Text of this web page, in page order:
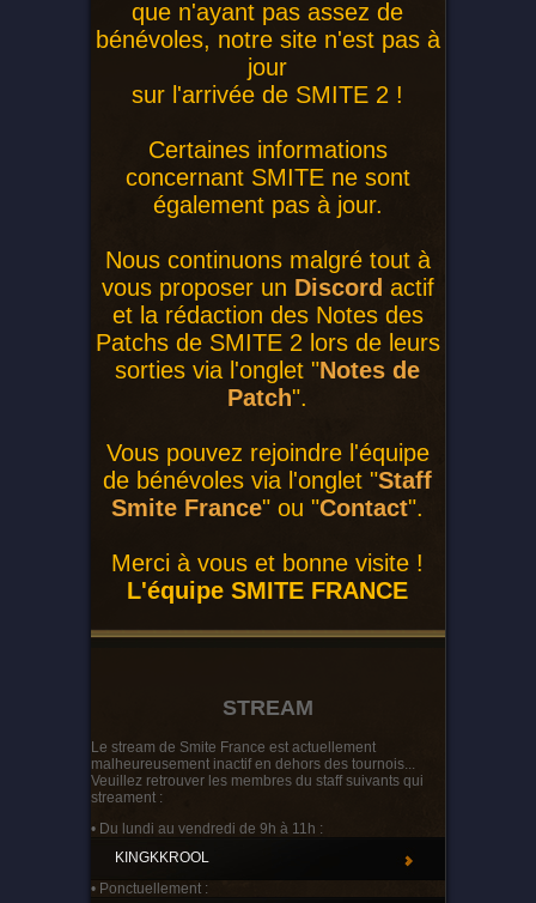
que n'ayant pas assez de
bénévoles, notre site n'est pas à
jour
sur l'arrivée de SMITE 2 !
Certaines informations
concernant SMITE ne sont
également pas à jour.
Nous continuons malgré tout à
vous proposer un Discord actif
et la rédaction des Notes des
Patchs de SMITE 2 lors de leurs
sorties via l'onglet "Notes de
Patch".
Vous pouvez rejoindre l'équipe
de bénévoles via l'onglet "Staff
Smite France" ou "Contact".
Merci à vous et bonne visite !
L'équipe SMITE FRANCE
STREAM
Le stream de Smite France est actuellement
malheureusement inactif en dehors des tournois...
Veuillez retrouver les membres du staff suivants qui
streament :
• Du lundi au vendredi de 9h à 11h :
KINGKKROOL
• Ponctuellement :